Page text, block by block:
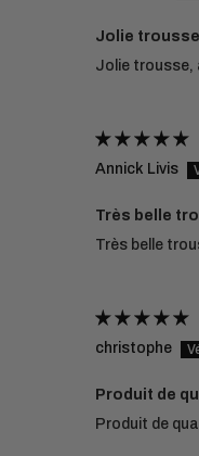
Jolie trousse
Jolie trousse,
Annick Livis
Très belle
Très belle
christophe
Produit de
Produit de